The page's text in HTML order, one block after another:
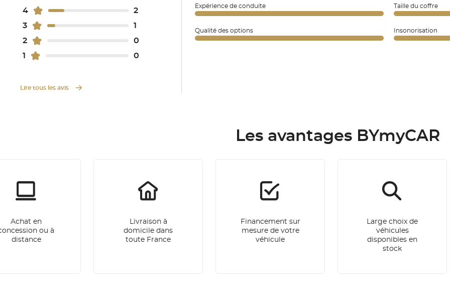
4
2
3
1
2
0
1
0
Lire tous les avis
Expérience de conduite Taille du coffre
Qualité des options Insonorisation
Les avantages BYmyCAR
Achat en
ou à
distance
Livraison à
domicile dans
toute France
Financement sur
mesure de votre
véhicule
Large choix de
véhicules
disponibles en
stock